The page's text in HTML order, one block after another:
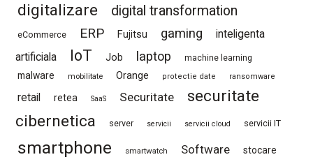
digitalizare digital transformation
eCommerce ERP Fujitsu gaming
inteligenta
artificiala
IoT Job laptop machine learning
malware mobilitate Orange protectie date ransomware
retail retea SaaS Securitate
securitate
cibernetica
server servicii servicii cloud servicii IT
smartphone smartwatch Software stocare